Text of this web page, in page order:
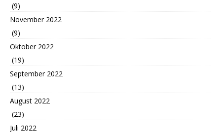
(9)
November 2022
(9)
Oktober 2022
(19)
September 2022
(13)
August 2022
(23)
Juli 2022